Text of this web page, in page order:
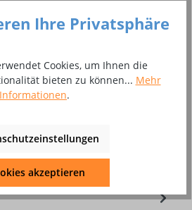
Ihre Privatsphäre
Cookies, um Ihnen die
bieten zu können... Mehr
Informationen.
akzeptieren